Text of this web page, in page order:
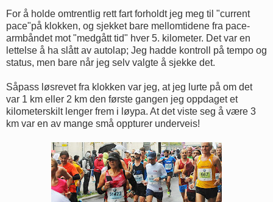
For å holde omtrentlig rett fart forholdt jeg meg til "current
pace"på klokken, og sjekket bare mellomtidene fra pace-
armbåndet mot "medgått tid" hver 5. kilometer. Det var en
lettelse å ha slått av autolap; Jeg hadde kontroll på tempo og
status, men bare når jeg selv valgte å sjekke det.
Såpass løsrevet fra klokken var jeg, at jeg lurte på om det
var 1 km eller 2 km den første gangen jeg oppdaget et
kilometerskilt lenger frem i løypa. At det viste seg å være 3
km var en av mange små oppturer underveis!